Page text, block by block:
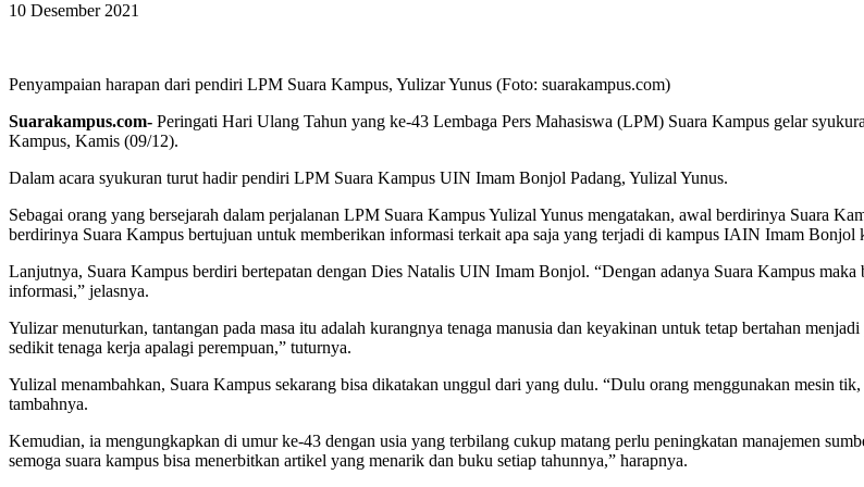
10 Desember 2021
Penyampaian harapan dari pendiri LPM Suara Kampus, Yulizar Yunus (Foto: suarakampus.com)
Suarakampus.com- Peringati Hari Ulang Tahun yang ke-43 Lembaga Pers Mahasiswa (LPM) Suara Kampus gelar
Kampus, Kamis (09/12).
Dalam acara syukuran turut hadir pendiri LPM Suara Kampus UIN Imam Bonjol Padang, Yulizal Yunus.
Sebagai orang yang bersejarah dalam perjalanan LPM Suara Kampus Yulizal Yunus mengatakan, awal berdirinya Suara
berdirinya Suara Kampus bertujuan untuk memberikan informasi terkait apa saja yang terjadi di kampus IAIN Imam Bonjol
Lanjutnya, Suara Kampus berdiri bertepatan dengan Dies Natalis UIN Imam Bonjol. “Dengan adanya Suara Kampus
informasi,” jelasnya.
Yulizar menuturkan, tantangan pada masa itu adalah kurangnya tenaga manusia dan keyakinan untuk tetap bertahan
sedikit tenaga kerja apalagi perempuan,” tuturnya.
Yulizal menambahkan, Suara Kampus sekarang bisa dikatakan unggul dari yang dulu. “Dulu orang menggunakan mesin
tambahnya.
Kemudian, ia mengungkapkan di umur ke-43 dengan usia yang terbilang cukup matang perlu peningkatan manajemen
semoga suara kampus bisa menerbitkan artikel yang menarik dan buku setiap tahunnya,” harapnya.